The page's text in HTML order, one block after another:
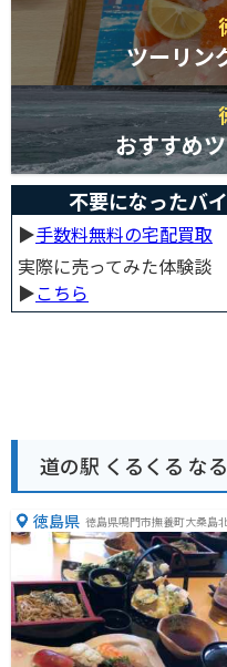
ツーリン
おすすめ
不要になったバ
▶︎手数料無料の宅配買取
実際に売ってみた体験談
▶︎こちら
道の駅 くるくる な
徳島県 徳島県鳴門市撫養町大桑島
浜５１−１